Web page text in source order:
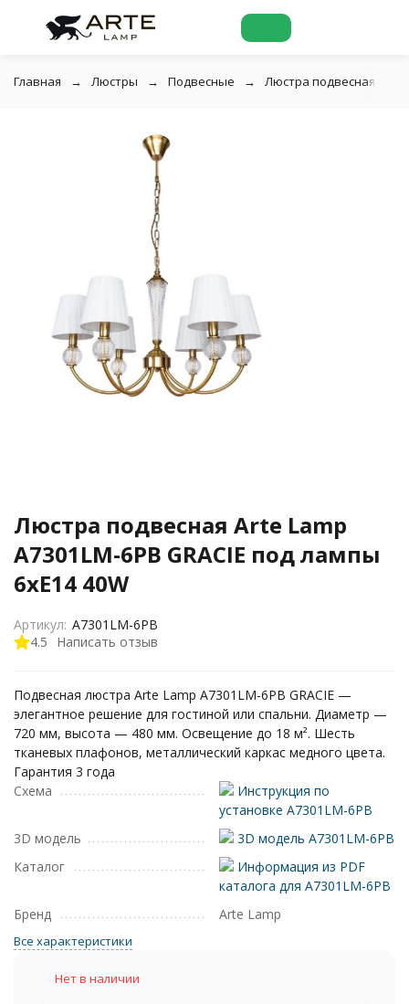
Главная Люстры Подвесные Люстра подвесная Arte
Люстра подвесная Arte Lamp
A7301LM-6PB GRACIE под лампы
6xE14 40W
4.5 Написать отзыв
Артикул: A7301LM-6PB
Подвесная люстра Arte Lamp A7301LM-6PB GRACIE —
элегантное решение для гостиной или спальни. Диаметр —
720 мм, высота — 480 мм. Освещение до 18 м². Шесть
тканевых плафонов, металлический каркас медного цвета.
Гарантия 3 года
Схема
Инструкция по
установке A7301LM-6PB
3D модель
3D модель A7301LM-6PB
Каталог
Информация из PDF
каталога для A7301LM-6PB
Бренд
Arte Lamp
Все характеристики
Нет в наличии